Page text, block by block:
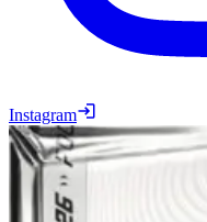
Instagram